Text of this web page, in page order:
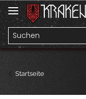
Startseite